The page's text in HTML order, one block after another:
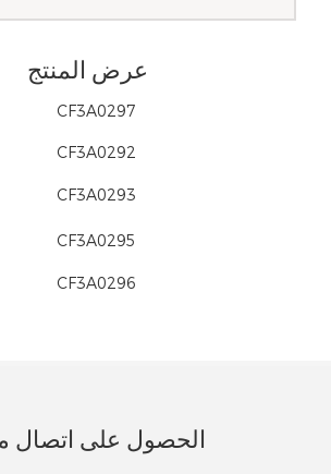
عرض المنتج
الحصول على اتصال